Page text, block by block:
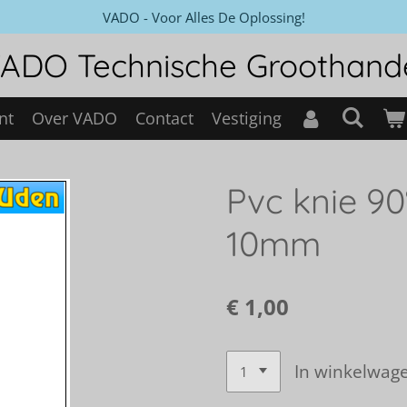
VADO - Voor Alles De Oplossing!
Technische
Over VADO Contact Vestiging
Pvc knie
10mm
€ 1,00
In